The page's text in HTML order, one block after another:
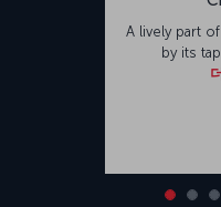
A lively part
by its